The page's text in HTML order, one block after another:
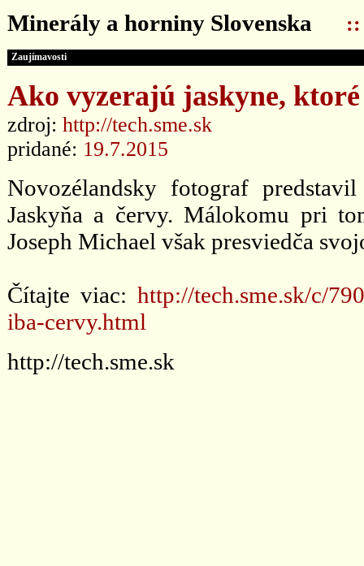
Minerály a horniny Slovenska ::
Zaujímavosti
Ako vyzerajú jaskyne,
zdroj: http://tech.sme.sk
pridané: 19.7.2015
Novozélandsky fotograf
Jaskyňa a červy. Málokomu pri
Joseph Michael však presviedča
Čítajte viac: http://tech.sme.sk/c/
iba-cervy.html
http://tech.sme.sk